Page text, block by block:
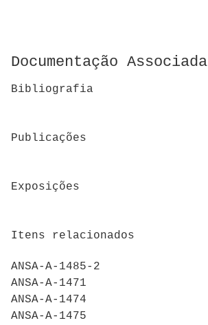
Documentação Associada
Bibliografia
Publicações
Exposições
Itens relacionados
ANSA-A-1485-2
ANSA-A-1471
ANSA-A-1474
ANSA-A-1475